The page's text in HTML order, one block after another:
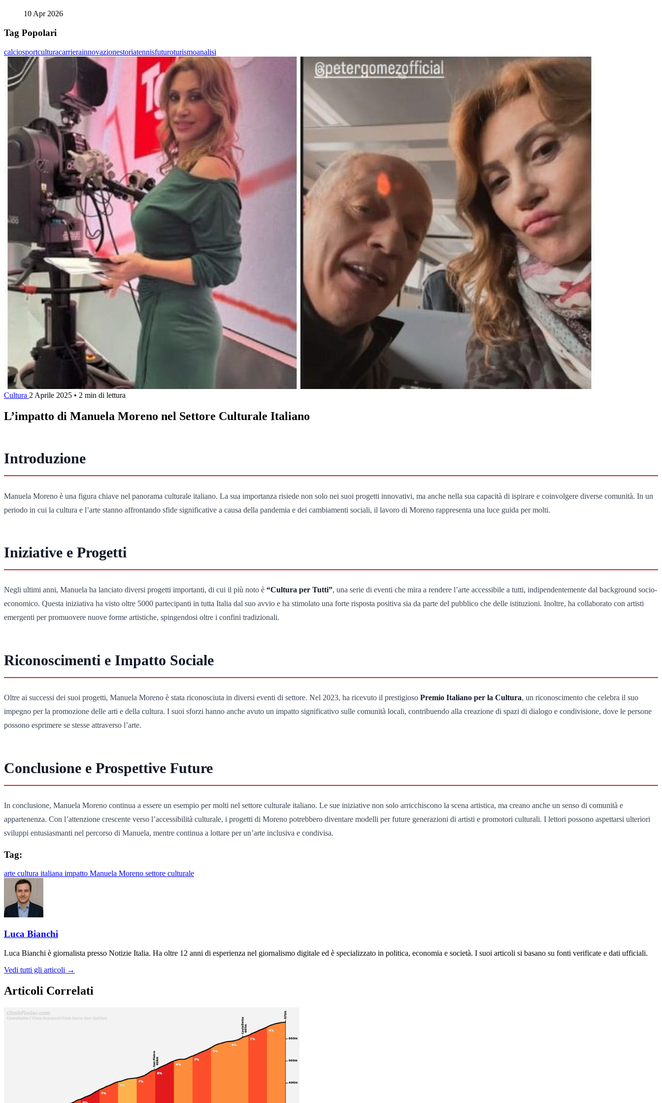
10 Apr 2026
Tag Popolari
calciosportculturacarrierainnovazionestoriatennisfuturoturismoanalisi
Cultura 2 Aprile 2025 • 2 min di lettura
L’impatto di Manuela Moreno nel Settore Culturale Italiano
Introduzione
Manuela Moreno è una figura chiave nel panorama culturale italiano. La sua importanza risiede non solo nei suoi progetti innovativi, ma anche nella sua capacità di ispirare e coinvolgere diverse comunità. In un
periodo in cui la cultura e l’arte stanno affrontando sfide significative a causa della pandemia e dei cambiamenti sociali, il lavoro di Moreno rappresenta una luce guida per molti.
Iniziative e Progetti
Negli ultimi anni, Manuela ha lanciato diversi progetti importanti, di cui il più noto è “Cultura per Tutti”, una serie di eventi che mira a rendere l’arte accessibile a tutti, indipendentemente dal background socio-
economico. Questa iniziativa ha visto oltre 5000 partecipanti in tutta Italia dal suo avvio e ha stimolato una forte risposta positiva sia da parte del pubblico che delle istituzioni. Inoltre, ha collaborato con artisti
emergenti per promuovere nuove forme artistiche, spingendosi oltre i confini tradizionali.
Riconoscimenti e Impatto Sociale
Oltre ai successi dei suoi progetti, Manuela Moreno è stata riconosciuta in diversi eventi di settore. Nel 2023, ha ricevuto il prestigioso Premio Italiano per la Cultura, un riconoscimento che celebra il suo
impegno per la promozione delle arti e della cultura. I suoi sforzi hanno anche avuto un impatto significativo sulle comunità locali, contribuendo alla creazione di spazi di dialogo e condivisione, dove le persone
possono esprimere se stesse attraverso l’arte.
Conclusione e Prospettive Future
In conclusione, Manuela Moreno continua a essere un esempio per molti nel settore culturale italiano. Le sue iniziative non solo arricchiscono la scena artistica, ma creano anche un senso di comunità e
appartenenza. Con l’attenzione crescente verso l’accessibilità culturale, i progetti di Moreno potrebbero diventare modelli per future generazioni di artisti e promotori culturali. I lettori possono aspettarsi ulteriori
sviluppi entusiasmanti nel percorso di Manuela, mentre continua a lottare per un’arte inclusiva e condivisa.
Tag:
arte cultura italiana impatto Manuela Moreno settore culturale
Luca Bianchi
Luca Bianchi è giornalista presso Notizie Italia. Ha oltre 12 anni di esperienza nel giornalismo digitale ed è specializzato in politica, economia e società. I suoi articoli si basano su fonti verificate e dati ufficiali.
Vedi tutti gli articoli →
Articoli Correlati